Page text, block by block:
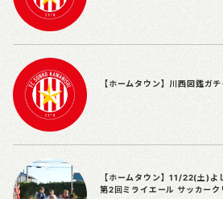
【ホームタウン】川西図鑑ガ
【ホームタウン】11/22(土)
第2回ミライエール サッカー